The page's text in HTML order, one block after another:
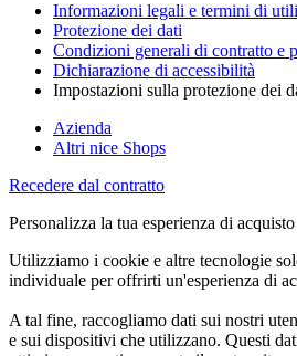
Informazioni legali e termini di
Protezione dei dati
Condizioni generali di contratto e
Dichiarazione di accessibilità
Impostazioni sulla protezione dei
Azienda
Altri nice Shops
Recedere dal contratto
Personalizza la tua esperienza di acquisto
Utilizziamo i cookie e altre tecnologie
individuale per offrirti un'esperienza di
A tal fine, raccogliamo dati sui nostri
e sui dispositivi che utilizzano. Questi